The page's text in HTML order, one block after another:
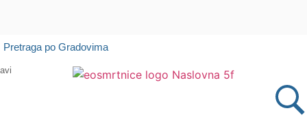
Otvori
Pretraga po Gradovima